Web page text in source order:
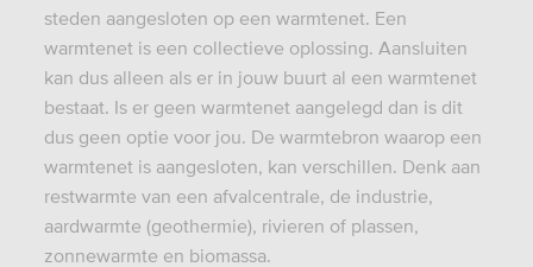
steden aangesloten op een warmtenet. Een
warmtenet is een collectieve oplossing. Aansluiten
kan dus alleen als er in jouw buurt al een warmtenet
bestaat. Is er geen warmtenet aangelegd dan is dit
dus geen optie voor jou. De warmtebron waarop een
warmtenet is aangesloten, kan verschillen. Denk aan
restwarmte van een afvalcentrale, de industrie,
aardwarmte (geothermie), rivieren of plassen,
zonnewarmte en biomassa.